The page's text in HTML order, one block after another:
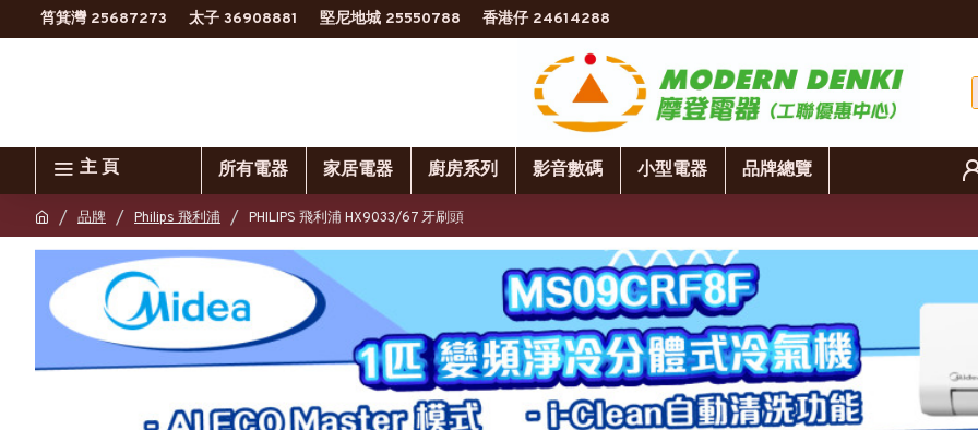
筲箕灣 25687273 太子 36908881 堅尼地城 25550788 香港仔 24614288
主 頁 所有電器 家居電器 廚房系列 影音數碼 小型電器 品牌總覽
品牌 Philips 飛利浦 PHILIPS 飛利浦 HX9033/67 牙刷頭